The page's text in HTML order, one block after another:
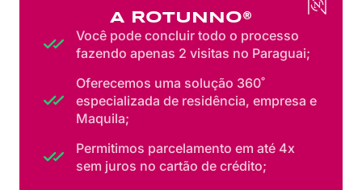
A ROTUNNO®
Você pode concluir todo o processo
fazendo apenas 2 visitas no Paraguai;
Oferecemos uma solução 360˚
especializada de residência, empresa e
Maquila;
Permitimos parcelamento em até 4x
sem juros no cartão de crédito;